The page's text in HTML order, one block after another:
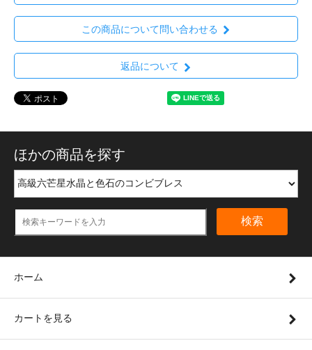
この商品について問い合わせる
返品について
ほかの商品を探す
検索
ホーム
カートを見る